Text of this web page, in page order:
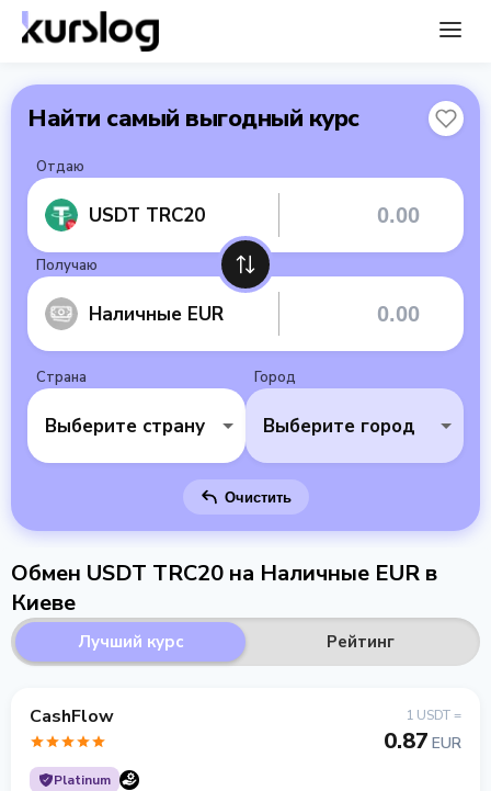
Найти самый выгодный курс
Отдаю
USDT TRC20
Получаю
Наличные EUR
Страна
Выберите страну
Город
Выберите город
Очистить
Обмен USDT TRC20 на Наличные EUR в
Киеве
Лучший курс Рейтинг
CashFlow
Platinum
1 USDT =
0.87 EUR